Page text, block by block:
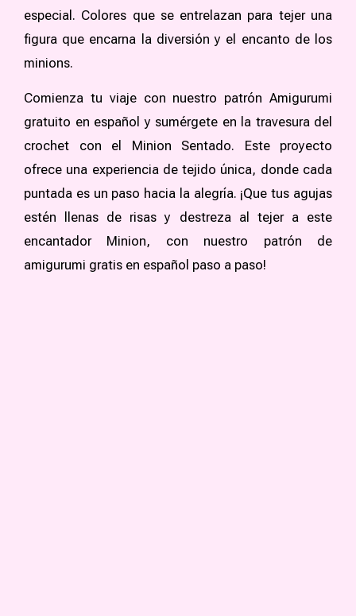
especial. Colores que se entrelazan para tejer una
figura que encarna la diversión y el encanto de los
minions.
Comienza tu viaje con nuestro patrón Amigurumi
gratuito en español y sumérgete en la travesura del
crochet con el Minion Sentado. Este proyecto
ofrece una experiencia de tejido única, donde cada
puntada es un paso hacia la alegría. ¡Que tus agujas
estén llenas de risas y destreza al tejer a este
encantador Minion, con nuestro patrón de
amigurumi gratis en español paso a paso!